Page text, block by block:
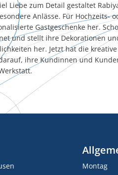
Liebe zum Detail gestaltet
Anlässe. Für Hochzeits-
Gastgeschenke her.
und stellt ihre Dekorationen
her. Jetzt hat die
ihre Kundinnen und
Montag